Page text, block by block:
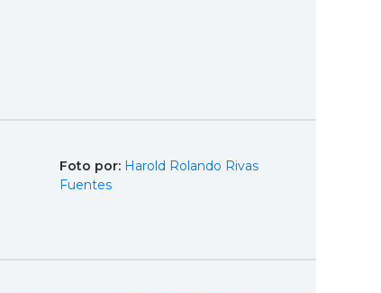
Foto por: Harold Rolando Rivas
Fuentes